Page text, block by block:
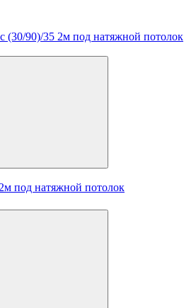
под натяжной потолок